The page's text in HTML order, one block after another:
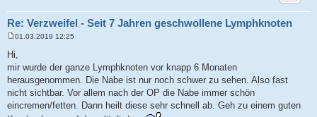
Re: Verzweifel - Seit 7 Jahren geschwollene Lymphknoten
r
a
g
01.03.2019 12:25
Hi,
mir wurde der ganze Lymphknoten vor knapp 6 Monaten
herausgenommen. Die Nabe ist nur noch schwer zu sehen. Also fast
nicht sichtbar. Vor allem nach der OP die Nabe immer schön
eincremen/fetten. Dann heilt diese sehr schnell ab. Geh zu einem guten